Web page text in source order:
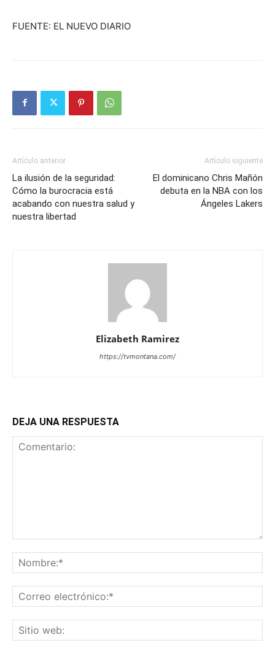
FUENTE: EL NUEVO DIARIO
Artículo anterior
La ilusión de la seguridad:
Cómo la burocracia está
acabando con nuestra salud y
nuestra libertad
Artículo siguiente
El dominicano Chris Mañón
debuta en la NBA con los
Ángeles Lakers
Elizabeth Ramirez
https://tvmontana.com/
DEJA UNA RESPUESTA